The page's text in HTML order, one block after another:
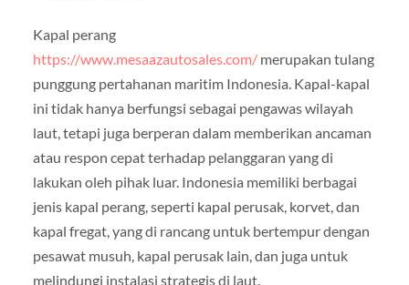
Kapal perang
https://www.mesaazautosales.com/ merupakan tulang
punggung pertahanan maritim Indonesia. Kapal-kapal
ini tidak hanya berfungsi sebagai pengawas wilayah
laut, tetapi juga berperan dalam memberikan ancaman
atau respon cepat terhadap pelanggaran yang di
lakukan oleh pihak luar. Indonesia memiliki berbagai
jenis kapal perang, seperti kapal perusak, korvet, dan
kapal fregat, yang di rancang untuk bertempur dengan
pesawat musuh, kapal perusak lain, dan juga untuk
melindungi instalasi strategis di laut.